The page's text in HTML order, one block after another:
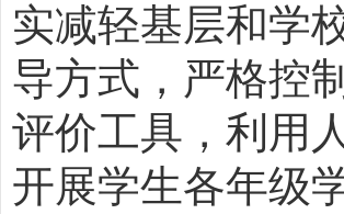
实减轻基层和学
导方式，严格控
评价工具，利用
开展学生各年级